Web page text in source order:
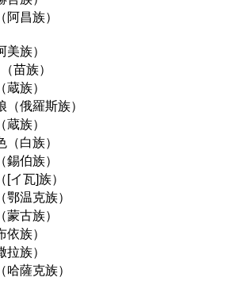
阿昌族）
族）
苗族）
族）
（俄羅斯族）
族）
（白族）
錫伯族）
イ瓦]族）
鄂温克族）
蒙古族）
依族）
拉族）
哈薩克族）